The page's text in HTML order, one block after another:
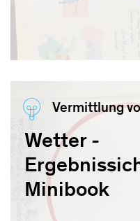
Vermittlung
Wetter -
Minibook